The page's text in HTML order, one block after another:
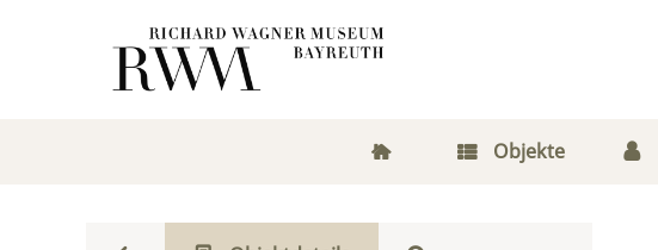
Objekte